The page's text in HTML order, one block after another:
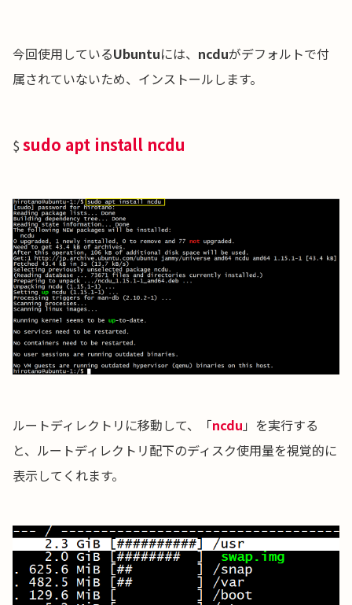
今回使用しているUbuntuには、 ncduがデフォルトで付
属されていないため、インストールします。
$ sudo apt install ncdu
ルートディレクトリに移動して、「ncdu 」を実行する
と、ルートディレクトリ配下のディスク使用量を視覚的に
表示してくれます。